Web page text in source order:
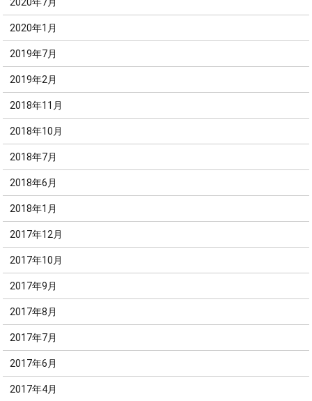
2020年1月
2019年7月
2019年2月
2018年11月
2018年10月
2018年7月
2018年6月
2018年1月
2017年12月
2017年10月
2017年9月
2017年8月
2017年7月
2017年6月
2017年4月